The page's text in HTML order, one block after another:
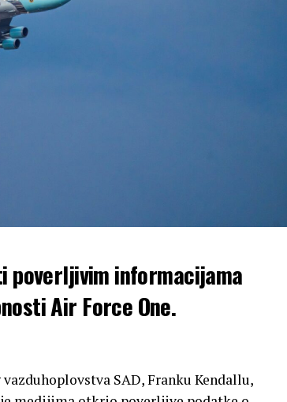
poverljivim informacijama
Air Force One.
SAD, Franku Kendallu,